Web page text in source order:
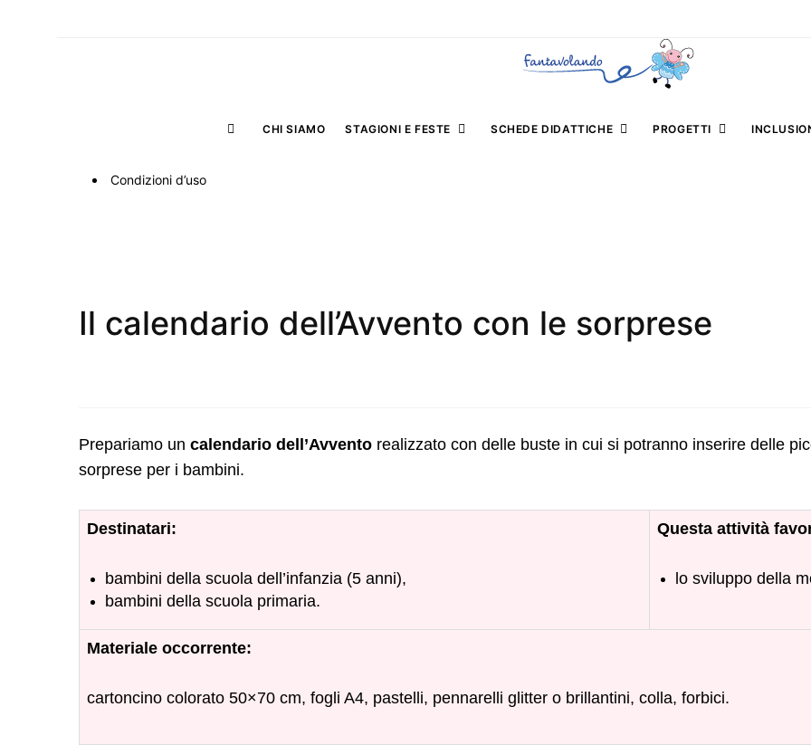
CHI SIAMO STAGIONI E FESTE SCHEDE DIDATTICHE PROGETTI
Condizioni d’uso
Il calendario dell’Avvento con le sorprese
Prepariamo un calendario dell’Avvento realizzato con delle buste in cui si potranno inserire delle
sorprese per i bambini.
Destinatari:
bambini della scuola dell’infanzia (5 anni),
bambini della scuola primaria.
Questa attività
lo sviluppo della
Materiale occorrente:
cartoncino colorato 50×70 cm, fogli A4, pastelli, pennarelli glitter o brillantini, colla, forbici.